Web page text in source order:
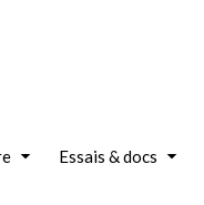
Essais & docs